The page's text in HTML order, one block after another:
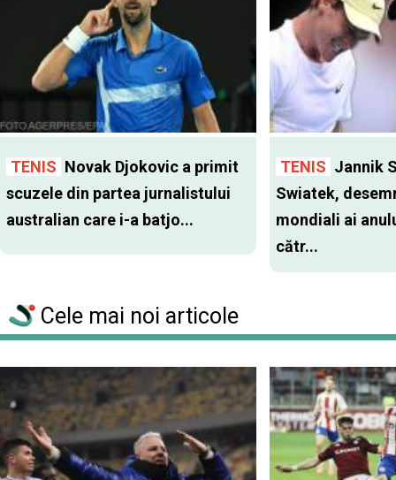
TENIS Novak Djokovic a primit
scuzele din partea jurnalistului
australian care i-a batjo...
TENIS Jannik
Swiatek,
mondiali ai
cătr...
Cele mai noi articole